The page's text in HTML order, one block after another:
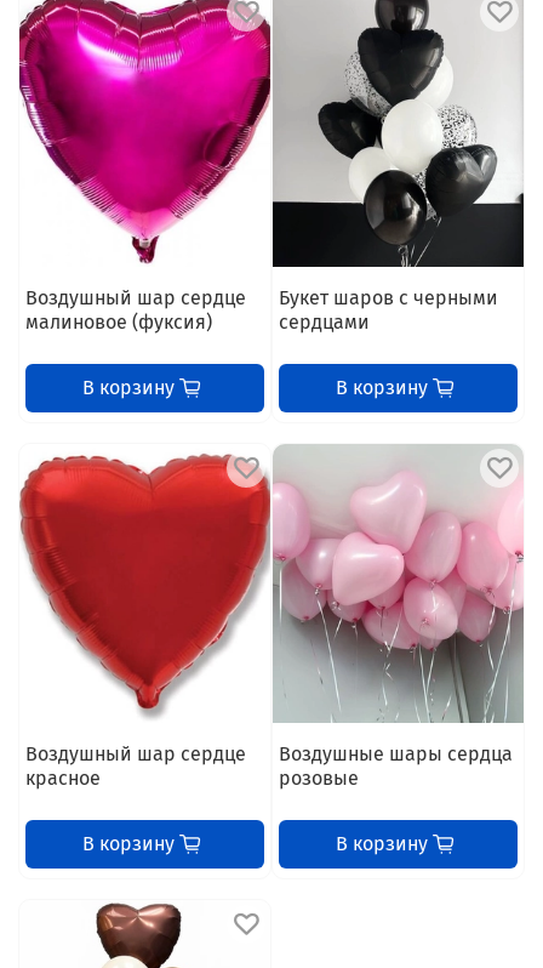
Воздушный шар сердце
малиновое (фуксия)
В корзину
Букет шаров с черными
сердцами
В корзину
Воздушный шар сердце
красное
В корзину
Воздушные шары сердца
розовые
В корзину